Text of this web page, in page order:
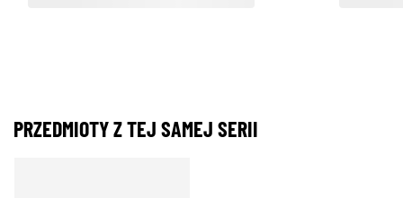
PRZEDMIOTY Z TEJ SAMEJ SERII